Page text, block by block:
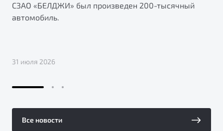
СЗАО «БЕЛДЖИ» был произведен 200-тысячный
автомобиль.
31 июля 2026
Все новости